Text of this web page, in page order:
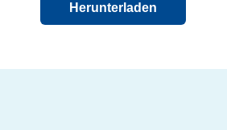
Herunterladen